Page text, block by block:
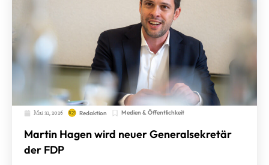
Mai 31, 2026 Redaktion Medien & Öffentlichkeit
Martin Hagen wird neuer Generalsekretär
der FDP